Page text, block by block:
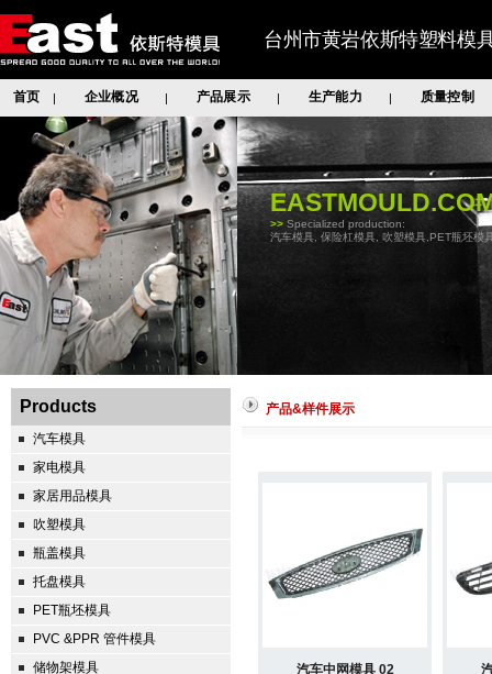
台州市黄岩依斯特塑料模
首页 | 企业概况 | 产品展示 | 生产能力 | 质量控制
>> Specialized production:
汽车模具, 保险杠模具, 吹塑模具,PET瓶坯模
Products
汽车模具
家电模具
家居用品模具
吹塑模具
瓶盖模具
托盘模具
PET瓶坯模具
PVC &PPR 管件模具
储物架模具
产品&样件展示
汽车中网模具 02